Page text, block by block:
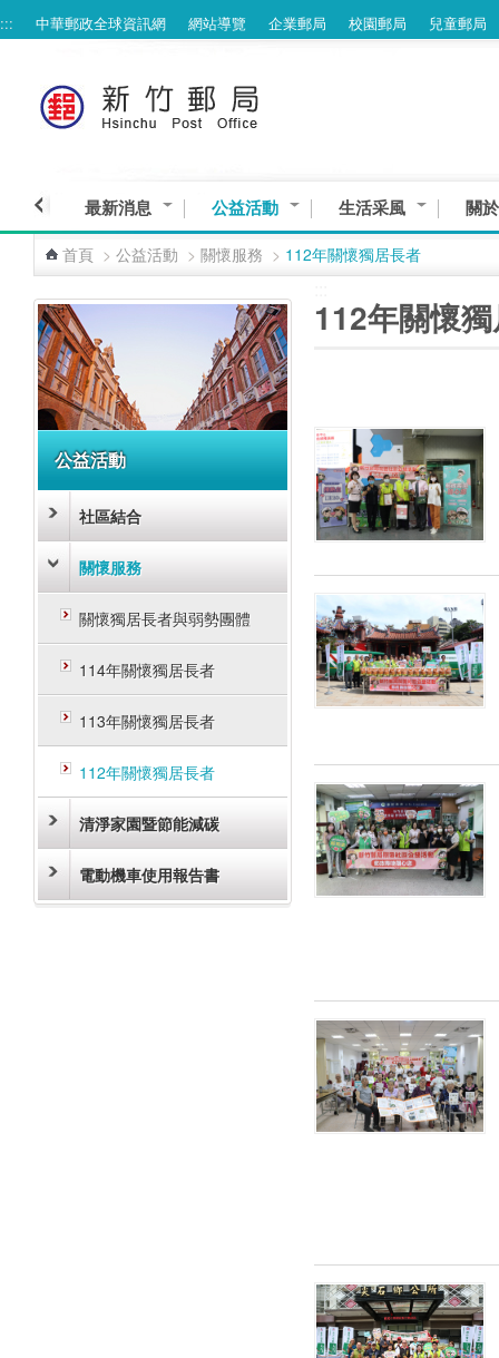
跳到主要內容區塊
::: 中華郵政全球資訊網 網站導覽 企業郵局 校園郵局 兒童郵局
最新消息 公益活動 生活采風 關
首頁 > 公益活動 > 關懷服務 > 112年關懷獨居長者
公益活動
社區結合
關懷服務
關懷獨居長者與弱勢團體
114年關懷獨居長者
113年關懷獨居長者
112年關懷獨居長者
清淨家園暨節能減碳
電動機車使用報告書
112年關懷